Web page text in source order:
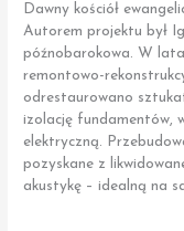
Dawny kościół
Autorem projektu był
późnobarokowa. W
remontowo-
odrestaurowano
izolację fundamentów,
elektryczną.
pozyskane z
akustykę – idealną na